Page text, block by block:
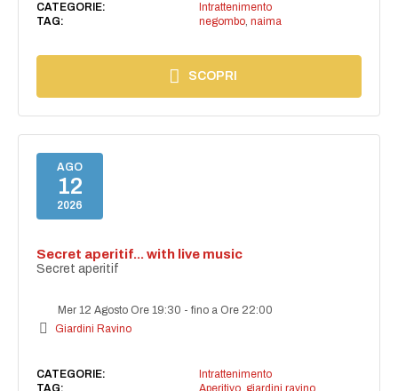
CATEGORIE:
Intrattenimento
TAG:
negombo, naima
SCOPRI
AGO
12
2026
Secret aperitif... with live music
Secret aperitif
Mer 12 Agosto Ore 19:30 -fino a Ore 22:00
Giardini Ravino
CATEGORIE:
Intrattenimento
TAG:
Aperitivo, giardini ravino